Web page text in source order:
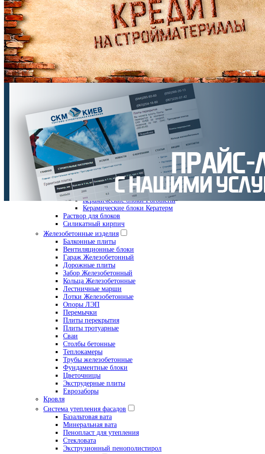
Бетон
М 100
М 150
М 200
М 250
М 350
М 400
М 450
М 500
М 700
Раствор кладочный
Раствор для укладки ФЭМ
Раствор цементный
Раствор цементно-известковый
Раствор штукатурный
Стеновые материалы
Кирпич рядовой
Газоблок
Кирпич клинкерный
Кирпич облицовочный
Кирпич двойной
Керамические блоки
Керамические блоки Porotherm
Керамические блоки Кератерм
Раствор для блоков
Силикатный кирпич
Железобетонные изделия
Балконные плиты
Вентиляционные блоки
Гараж Железобетонный
Дорожные плиты
Забор Железобетонный
Кольца Железобетонные
Лестничные марши
Лотки Железобетонные
Опоры ЛЭП
Перемычки
Плиты перекрытия
Плиты тротуарные
Сваи
Столбы бетонные
Теплокамеры
Трубы железобетонные
Фундаментные блоки
Цветочницы
Экструдерные плиты
Еврозаборы
Кровля
Система утепления фасадов
Базальтовая вата
Минеральная вата
Пенопласт для утепления
Стекловата
Экструзионный пенополистирол